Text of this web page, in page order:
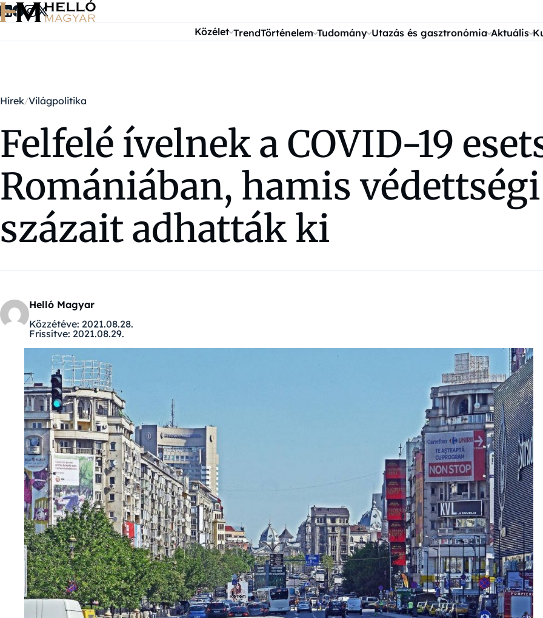
Ugrás a tartalomra
Közélet TrendTörténelem Tudomány Utazás és gasztronómia Aktuális
Hírek Világpolitika
Felfelé ívelnek a COVID-19
Romániában, hamis
százait adhatták ki
Helló Magyar
Közzétéve: 2021.08.28.
Frissítve: 2021.08.29.